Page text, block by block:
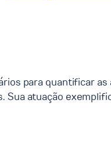
para quantificar
atuação